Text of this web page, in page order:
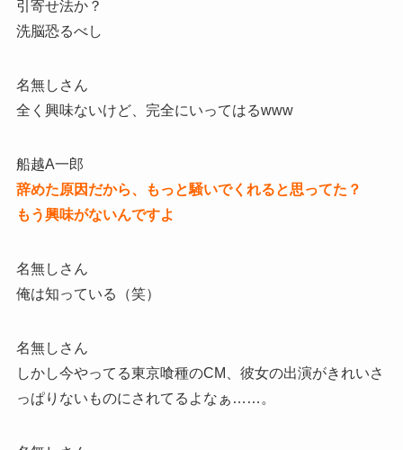
引寄せ法か？
洗脳恐るべし
名無しさん
全く興味ないけど、完全にいってはるwww
船越A一郎
辞めた原因だから、もっと騒いでくれると思ってた？
もう興味がないんですよ
名無しさん
俺は知っている（笑）
名無しさん
しかし今やってる東京喰種のCM、彼女の出演がきれいさ
っぱりないものにされてるよなぁ……。